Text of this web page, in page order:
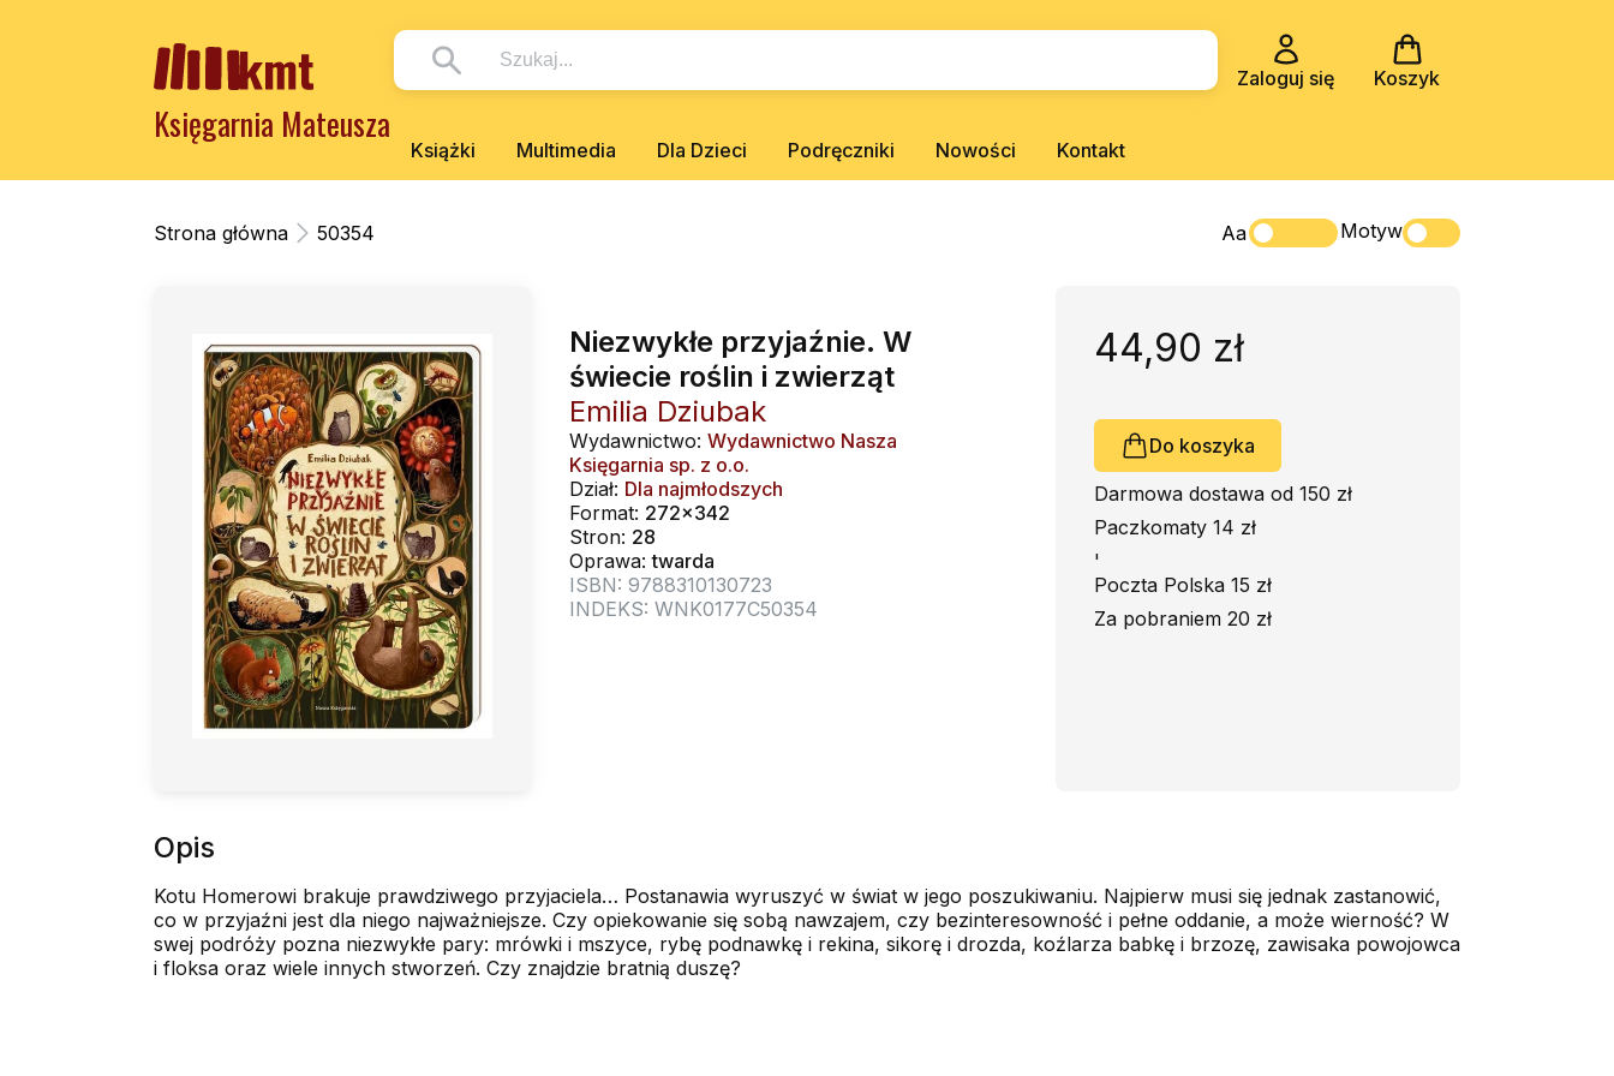
Zaloguj się Koszyk
Księgarnia Mateusza
Książki Multimedia Dla Dzieci Podręczniki Nowości Kontakt
Strona główna 50354 Aa Motyw
Niezwykłe przyjaźnie. W
świecie roślin i zwierząt
Emilia Dziubak
Wydawnictwo: Wydawnictwo Nasza
Księgarnia sp. z o.o.
Dział: Dla najmłodszych
Format: 272x342
Stron: 28
Oprawa:twarda
ISBN: 9788310130723
INDEKS: WNK0177C50354
44,90 zł
Do koszyka
Darmowa dostawa od 150 zł
Paczkomaty 14 zł
'
Poczta Polska 15 zł
Za pobraniem 20 zł
Opis
Kotu Homerowi brakuje prawdziwego przyjaciela… Postanawia wyruszyć w świat w jego poszukiwaniu. Najpierw musi się jednak zastanowić,
co w przyjaźni jest dla niego najważniejsze. Czy opiekowanie się sobą nawzajem, czy bezinteresowność i pełne oddanie, a może wierność? W
swej podróży pozna niezwykłe pary: mrówki i mszyce, rybę podnawkę i rekina, sikorę i drozda, koźlarza babkę i brzozę, zawisaka powojowca
i floksa oraz wiele innych stworzeń. Czy znajdzie bratnią duszę?